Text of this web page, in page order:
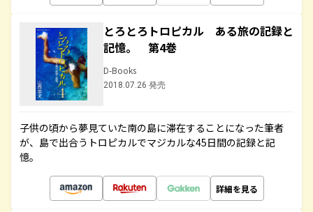
とろとろトロピカル ある旅の記録と
記憶。 第4巻
D-Books
2018.07.26 発売
子供の頃から夢見ていた南の島に滞在することになった筆者
が、島で出合うトロピカルでマジカルな45日間の記録と記
憶。
詳細を見る